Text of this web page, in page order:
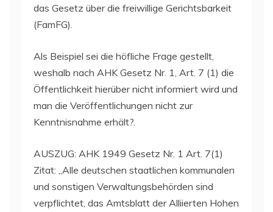
das Gesetz über die freiwillige Gerichtsbarkeit
(FamFG).
Als Beispiel sei die höfliche Frage gestellt,
weshalb nach AHK Gesetz Nr. 1, Art. 7 (1) die
Öffentlichkeit hierüber nicht informiert wird und
man die Veröffentlichungen nicht zur
Kenntnisnahme erhält?.
AUSZUG: AHK 1949 Gesetz Nr. 1 Art. 7(1)
Zitat: „Alle deutschen staatlichen kommunalen
und sonstigen Verwaltungsbehörden sind
verpflichtet, das Amtsblatt der Alliierten Hohen